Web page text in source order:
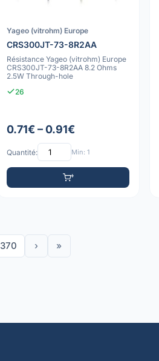
Yageo (vitrohm) Europe
CRS300JT-73-8R2AA
Résistance Yageo (vitrohm) Europe
CRS300JT-73-8R2AA 8.2 Ohms
2.5W Through-hole
26
0.71€ – 0.91€
Quantité: Min: 1
370 › »